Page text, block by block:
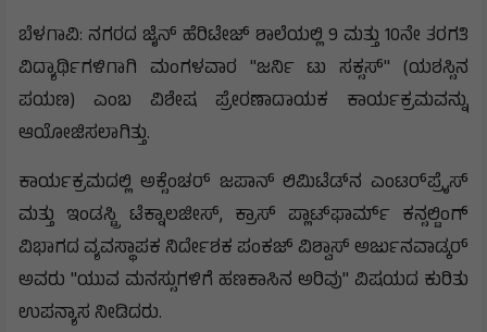
ಬೆಳಗಾವಿ: ನಗರದ ಜೈನ್ ಹೆರಿಟೇಜ್ ಶಾಲೆಯಲ್ಲಿ 9 ಮತ್ತು 10ನೇ ತರಗತಿ
ವಿದ್ಯಾರ್ಥಿಗಳಿಗಾಗಿ ಮಂಗಳವಾರ "ಜರ್ನಿ ಟು ಸಕ್ಸಸ್" (ಯಶಸ್ಸಿನ
ಪಯಣ) ಎಂಬ ವಿಶೇಷ ಪ್ರೇರಣಾದಾಯಕ ಕಾರ್ಯಕ್ರಮವನ್ನು
ಆಯೋಜಿಸಲಾಗಿತ್ತು.
ಕಾರ್ಯಕ್ರಮದಲ್ಲಿ ಅಕ್ಸೆಂಚರ್ ಜಪಾನ್ ಲಿಮಿಟೆಡ್‌ನ ಎಂಟರ್‌ಪ್ರೈಸ್
ಮತ್ತು ಇಂಡಸ್ಟ್ರಿ ಟೆಕ್ನಾಲಜೀಸ್, ಕ್ರಾಸ್ ಪ್ಲಾಟ್‌ಫಾರ್ಮ್ ಕನ್ಸಲ್ಟಿಂಗ್
ವಿಭಾಗದ ವ್ಯವಸ್ಥಾಪಕ ನಿರ್ದೇಶಕ ಪಂಕಜ್ ವಿಶ್ವಾಸ್ ಅರ್ಜುನವಾಡ್ಕರ್
ಅವರು "ಯುವ ಮನಸ್ಸುಗಳಿಗೆ ಹಣಕಾಸಿನ ಅರಿವು" ವಿಷಯದ ಕುರಿತು
ಉಪನ್ಯಾಸ ನೀಡಿದರು.